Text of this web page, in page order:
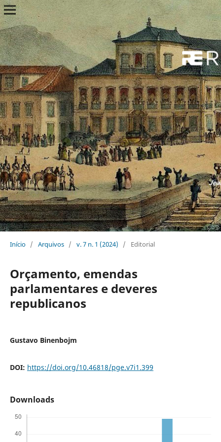
Início / Arquivos / v. 7 n. 1 (2024) / Editorial
Orçamento, emendas
parlamentares e deveres
republicanos
Gustavo Binenbojm
DOI: https://doi.org/10.46818/pge.v7i1.399
Downloads